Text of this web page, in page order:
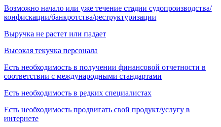
Возможно начало или уже течение стадии судопроизводства/
конфискации/банкротства/реструктуризации
Выручка не растет или падает
Высокая текучка персонала
Есть необходимость в получении финансовой отчетности в
соответствии с международными стандартами
Есть необходимость в редких специалистах
Есть необходимость продвигать свой продукт/услугу в
интернете